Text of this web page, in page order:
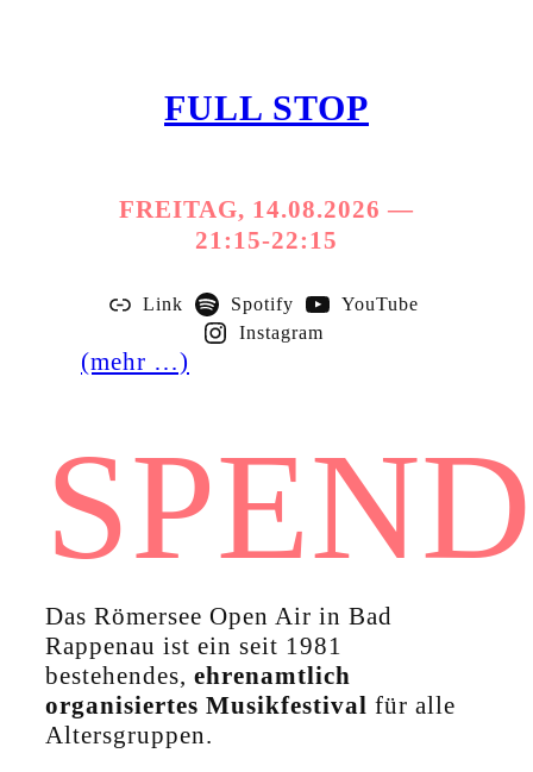
FULL STOP
FREITAG, 14.08.2026 —
21:15-22:15
Link Spotify
YouTube
Instagram
(mehr …)
Das Römersee Open Air in Bad
Rappenau ist ein seit 1981
bestehendes, ehrenamtlich
organisiertes Musikfestival für alle
Altersgruppen.